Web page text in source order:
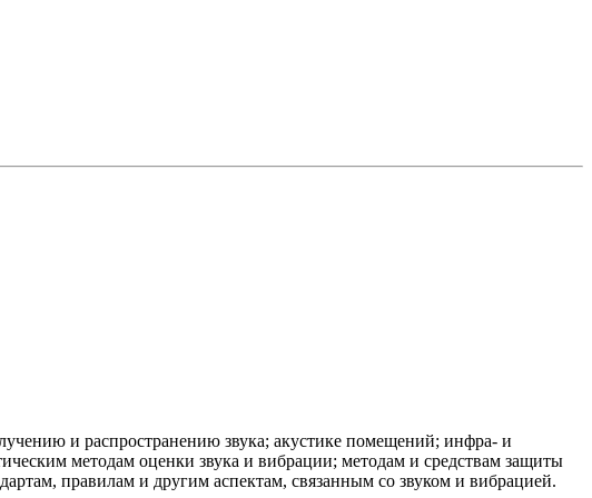
и распространению звука; акустике помещений; инфра- и
методам оценки звука и вибрации; методам и средствам защиты
правилам и другим аспектам, связанным со звуком и вибрацией.